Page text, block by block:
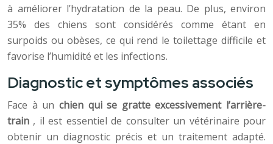
à améliorer l’hydratation de la peau. De plus, environ
35% des chiens sont considérés comme étant en
surpoids ou obèses, ce qui rend le toilettage difficile et
favorise l’humidité et les infections.
Diagnostic et symptômes associés
Face à un chien qui se gratte excessivement l’arrière-
train , il est essentiel de consulter un vétérinaire pour
obtenir un diagnostic précis et un traitement adapté.